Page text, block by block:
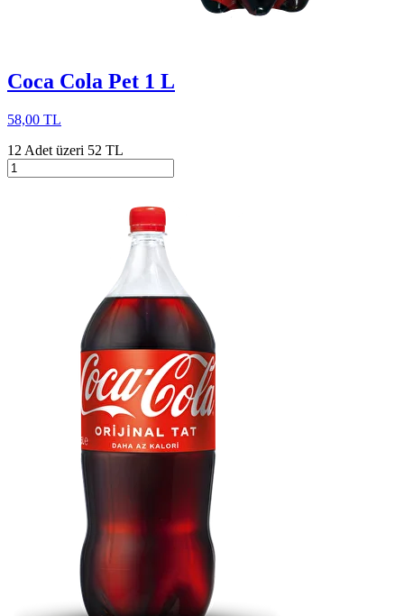
Coca Cola Pet 1 L
58,00 TL
12 Adet üzeri 52 TL